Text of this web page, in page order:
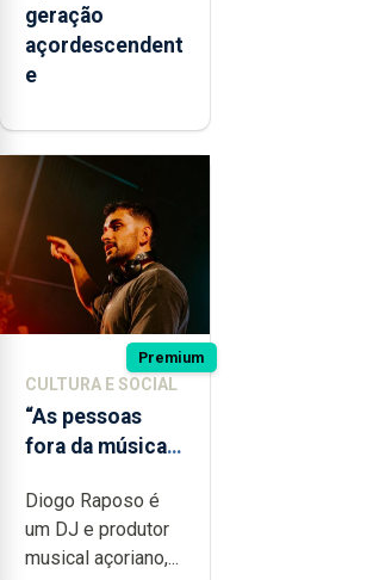
geração
açordescendent
e
Premium
CULTURA E SOCIAL
“As pessoas
fora da música
do quão difícil é
produzir uma
música”
Diogo Raposo é
um DJ e produtor
musical açoriano,...